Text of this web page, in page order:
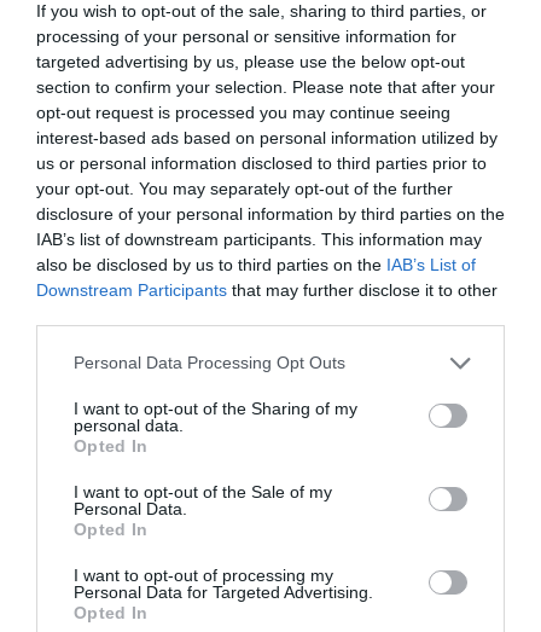
If you wish to opt-out of the sale, sharing to third parties, or
processing of your personal or sensitive information for
targeted advertising by us, please use the below opt-out
section to confirm your selection. Please note that after your
opt-out request is processed you may continue seeing
interest-based ads based on personal information utilized by
us or personal information disclosed to third parties prior to
your opt-out. You may separately opt-out of the further
disclosure of your personal information by third parties on the
IAB’s list of downstream participants. This information may
also be disclosed by us to third parties on the IAB’s List of
Downstream Participants that may further disclose it to other
Personal Data Processing Opt Outs
I want to opt-out of the Sharing of my
personal data.
Opted In
I want to opt-out of the Sale of my
Personal Data.
Opted In
I want to opt-out of processing my
Personal Data for Targeted Advertising.
Opted In
Sobre Intelligence 2P
Intelligence 2P es la unidad de estrategia e
inteligencia de mercado de 2Playbook, cuya plataforma
de datos monitoriza en tiempo real el negocio de medio
centenar de cadenas de gimnasios, para analizar y
comparar el rendimiento anual de las compañías en sus
distintas líneas de actividad.
La plataforma incluye un geolocalizador con más de
15.300 centros deportivos en España, Portugal, Italia y
Francia, categorizados por cadena, ubicación, segmento
de negocio, servicios y precios. Si quieres más
información, contacta con nosotros en
intelligence@2playbook.com
Añadir2Playbookcomo fuente preferida de Google
Mantente informado con las últimas noticias de actualidad.
ACTIVAR AHORA
Compartir